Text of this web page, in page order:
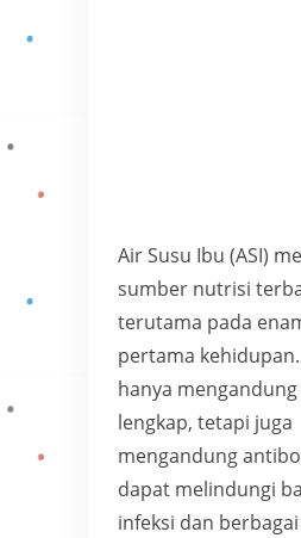
Air Susu Ibu (ASI)
sumber nutrisi
terutama pada
pertama
hanya mengandung
lengkap, tetapi juga
mengandung
dapat melindungi
infeksi dan